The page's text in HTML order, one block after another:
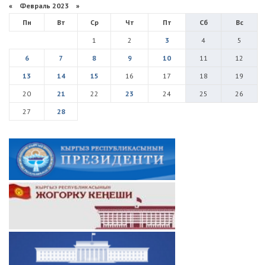
« Февраль 2023 »
Пн
Вт Ср Чт Пт Сб
Вс
1
2 3 4
5
6
7 8 9 10 11
12
13
14 15 16 17 18
19
20
21 22 23 24 25
26
27
28